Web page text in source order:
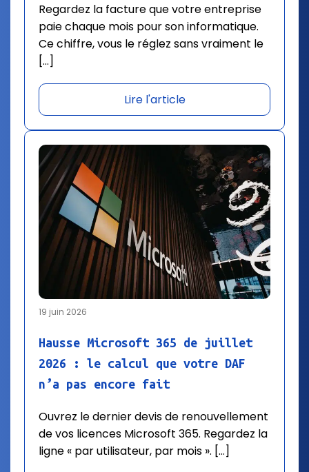
Regardez la facture que votre entreprise
paie chaque mois pour son informatique.
Ce chiffre, vous le réglez sans vraiment le
[…]
Lire l'article
19 juin 2026
Hausse Microsoft 365 de juillet
2026 : le calcul que votre DAF
n’a pas encore fait
Ouvrez le dernier devis de renouvellement
de vos licences Microsoft 365. Regardez la
ligne « par utilisateur, par mois ». […]